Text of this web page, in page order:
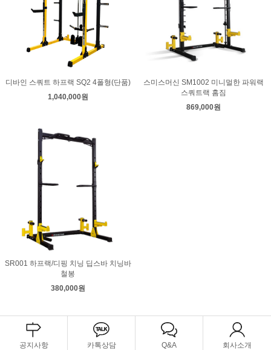
디바인 스쿼트 하프랙 SQ2 4폴형(단품)
1,040,000원
스미스머신 SM1002 미니멀한 파워랙
스쿼트랙 홈짐
869,000원
SR001 하프랙/디핑 치닝 딥스바 치닝바
철봉
380,000원
공지사항 카톡상담 Q&A 회사소개